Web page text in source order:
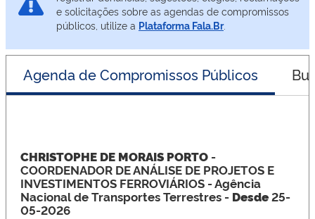
e solicitações sobre as agendas de compromissos
públicos, utilize a Plataforma Fala.Br.
Agenda de Compromissos Públicos
CHRISTOPHE DE MORAIS PORTO -
COORDENADOR DE ANÁLISE DE PROJETOS E
INVESTIMENTOS FERROVIÁRIOS - Agência
Nacional de Transportes Terrestres - Desde25-
05-2026